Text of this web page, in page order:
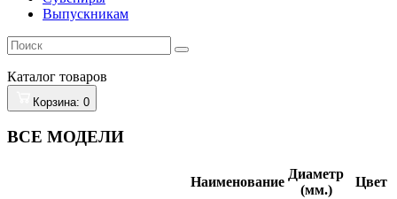
Выпускникам
Каталог товаров
Корзина: 0
ВСЕ МОДЕЛИ
Наименование
Диаметр
(мм.)
Цвет